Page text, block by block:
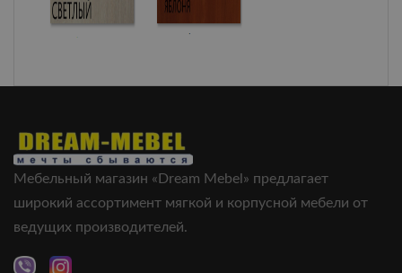
Мебельный магазин «Dream Mebel» предлагает
широкий ассортимент мягкой и корпусной мебели от
ведущих производителей.